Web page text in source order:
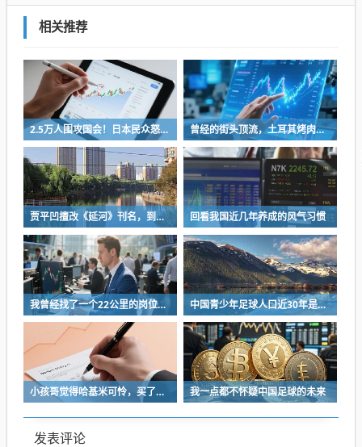
相关推荐
2.5万人围攻国会！日本民众怒了：让她下台！ 曾经的街头顶流，土耳其烤肉为什么消失了？
贾平凹擅改《延河》刊名，到底错在哪里？这三点才是问题的关键 回看我国近几年养成的风气习惯
我曾经找了一个22公里的岗位，坚持了2个星期就坚持不下去了 中国青少年足球人口近30年是断崖式下降
小孩哥觉得哈基米可怜，买了火腿肠喂哈基米，结果哈基米直接叼走他的鹦鹉… 我一点都不怀疑中国足球的未来
发表评论